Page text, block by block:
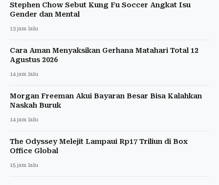
Stephen Chow Sebut Kung Fu Soccer Angkat Isu
Gender dan Mental
13 jam lalu
Cara Aman Menyaksikan Gerhana Matahari Total 12
Agustus 2026
14 jam lalu
Morgan Freeman Akui Bayaran Besar Bisa Kalahkan
Naskah Buruk
14 jam lalu
The Odyssey Melejit Lampaui Rp17 Triliun di Box
Office Global
15 jam lalu